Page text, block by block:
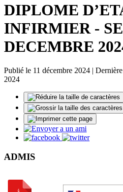
DIPLOME
INFIRMIER -
DECEMBRE
Publié le 11 décembre 2024 |
2024
ADMIS